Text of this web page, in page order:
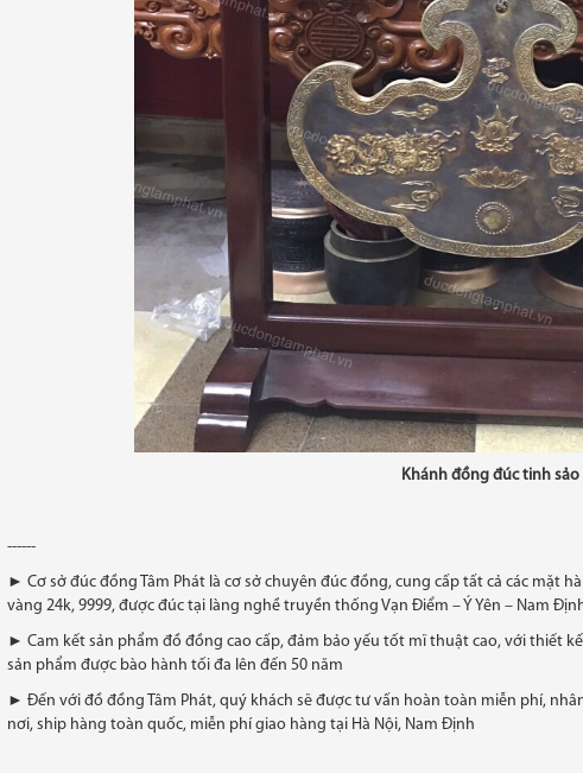
Khánh đồng đúc tinh sảo
------
► Cơ sở đúc đồng Tâm Phát là cơ sở chuyên đúc đồng, cung cấp tất cả các mặt
vàng 24k, 9999, được đúc tại làng nghề truyền thống Vạn Điểm – Ý Yên – Nam
► Cam kết sản phẩm đồ đồng cao cấp, đảm bảo yếu tốt mĩ thuật cao, với thiết
sản phẩm được bào hành tối đa lên đến 50 năm
► Đến với đồ đồng Tâm Phát, quý khách sẽ được tư vấn hoàn toàn miễn phí,
nơi, ship hàng toàn quốc, miễn phí giao hàng tại Hà Nội, Nam Định